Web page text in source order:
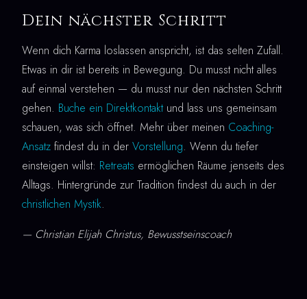
Dein nächster Schritt
Wenn dich Karma loslassen anspricht, ist das selten Zufall.
Etwas in dir ist bereits in Bewegung. Du musst nicht alles
auf einmal verstehen — du musst nur den nächsten Schritt
gehen. Buche ein Direktkontakt und lass uns gemeinsam
schauen, was sich öffnet. Mehr über meinen Coaching-
Ansatz findest du in der Vorstellung. Wenn du tiefer
einsteigen willst: Retreats ermöglichen Räume jenseits des
Alltags. Hintergründe zur Tradition findest du auch in der
christlichen Mystik.
— Christian Elijah Christus, Bewusstseinscoach